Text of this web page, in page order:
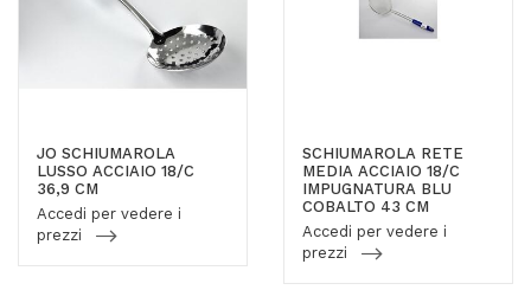
JO SCHIUMAROLA
LUSSO ACCIAIO 18/C
36,9 CM
Accedi per vedere i
prezzi
SCHIUMAROLA RETE
MEDIA ACCIAIO 18/C
IMPUGNATURA BLU
COBALTO 43 CM
Accedi per vedere i
prezzi